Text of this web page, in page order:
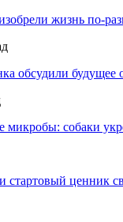
жизнь по-
обсудили будущее
микробы: собаки
стартовый ценник